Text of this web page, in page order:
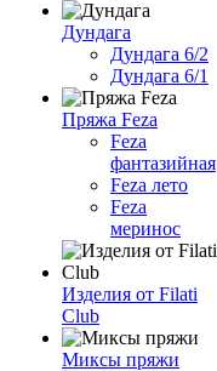
Дундага
Дундага 6/2
Дундага 6/1
Пряжа Feza
Feza
фантазийная
Feza лето
Feza
меринос
Изделия от Filati
Club
Миксы пряжи